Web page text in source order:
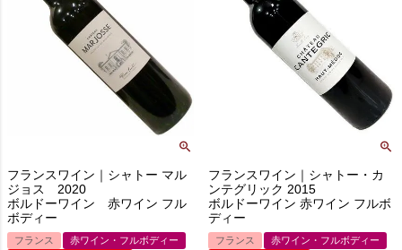
フランスワイン｜シャトー マル
ジョス 2020
ボルドーワイン 赤ワイン フル
ボディー
フランス
赤ワイン・フルボディー
フランスワイン｜シャトー・カ
ンテグリック 2015
ボルドーワイン 赤ワイン フルボ
ディー
フランス
赤ワイン・フルボディー